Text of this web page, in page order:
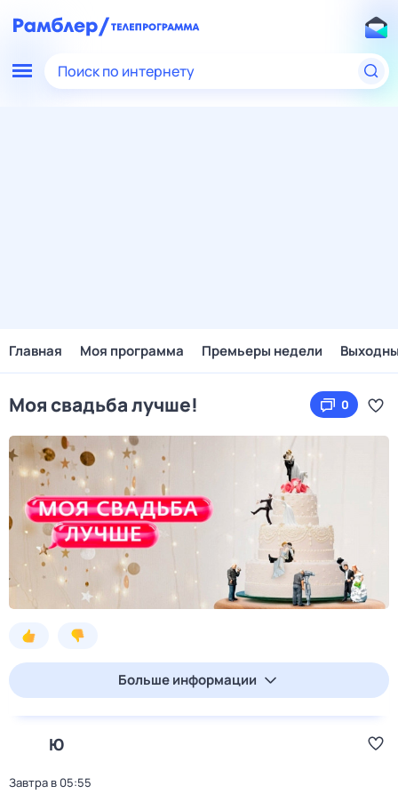
Поиск по интернету
Главная Моя программа Премьеры недели
Моя свадьба лучше! 0
Больше информации
Ю
Завтра в 05:55